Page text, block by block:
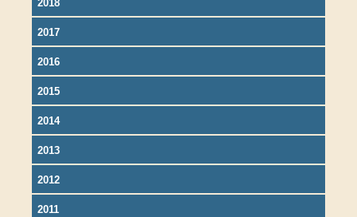
2018
2017
2016
2015
2014
2013
2012
2011